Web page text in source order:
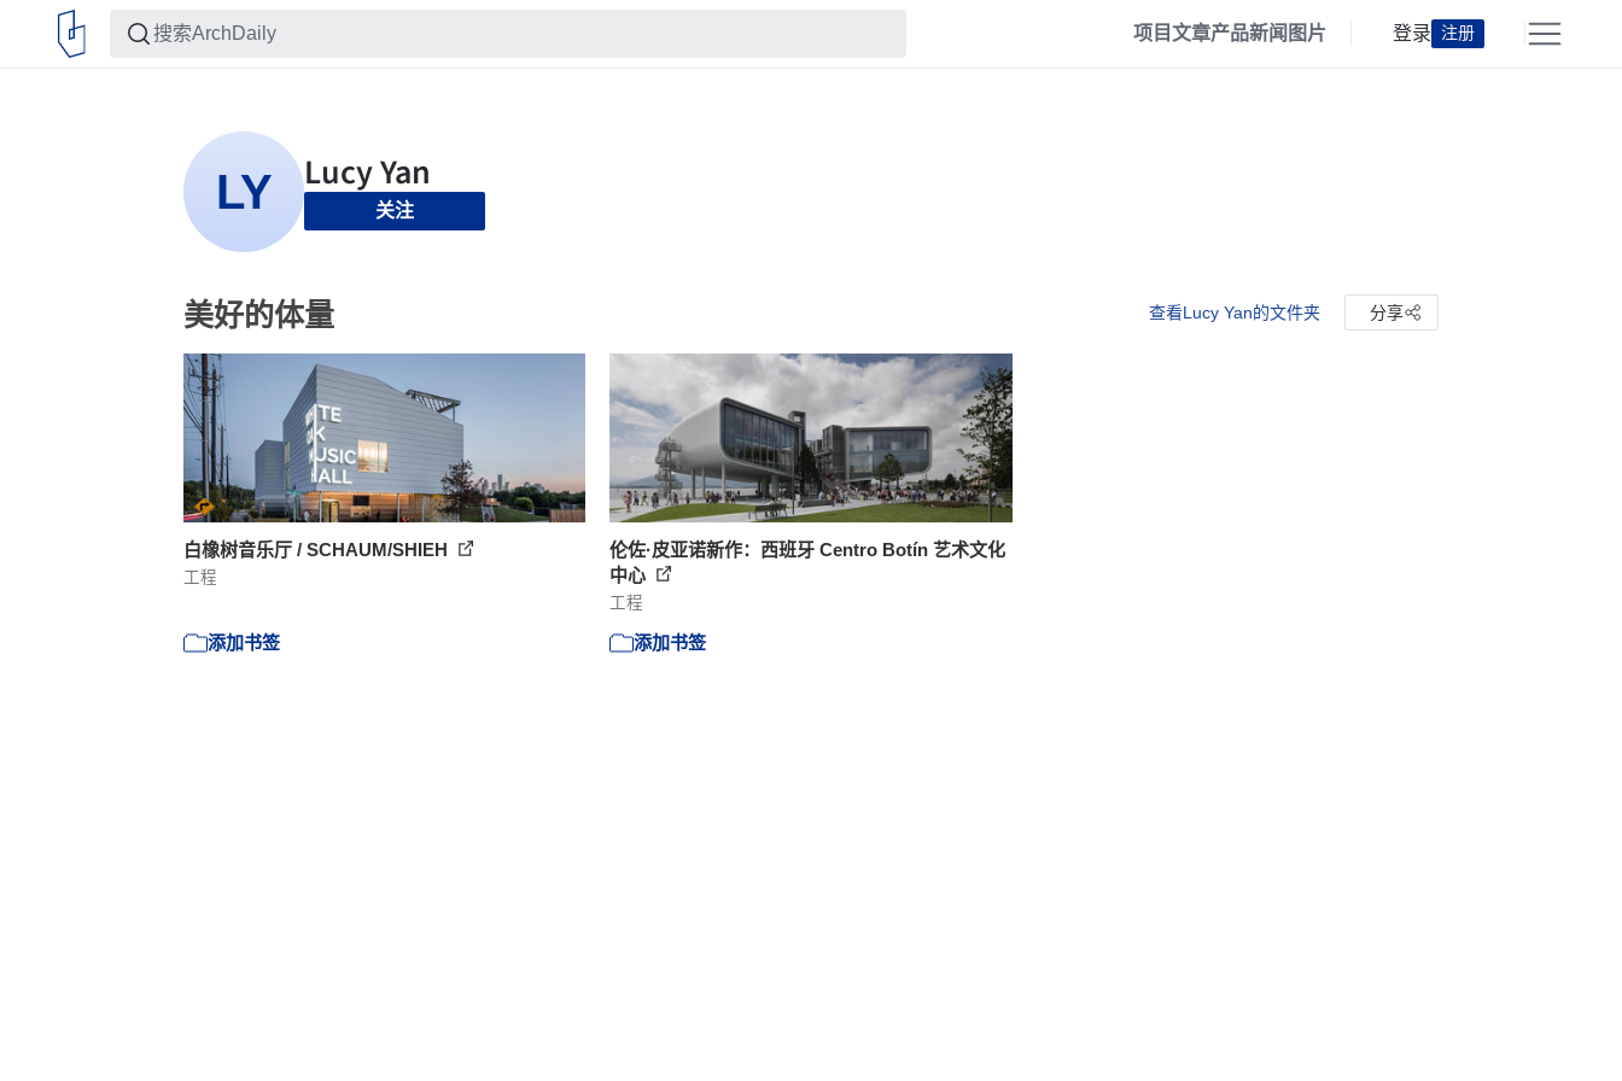
项目文章产品新闻 图片 登录 注册
关注
美好的体量 查看Lucy Yan的文件夹 分享
白橡树音乐厅 / SCHAUM/SHIEH
工程
添加书签
伦佐·皮亚诺新作：西班牙 Centro Botín 艺术文化
中心
工程
添加书签